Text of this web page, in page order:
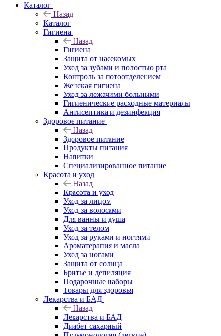
Каталог
Назад
Каталог
Гигиена
Назад
Гигиена
Защита от насекомых
Уход за зубами и полостью рта
Контроль за потоотделением
Женская гигиена
Уход за лежачими больными
Гигиенические расходные материалы
Антисептика и дезинфекция
Здоровое питание
Назад
Здоровое питание
Продукты питания
Напитки
Специализированное питание
Красота и уход
Назад
Красота и уход
Уход за лицом
Уход за волосами
Для ванны и душа
Уход за телом
Уход за руками и ногтями
Ароматерапия и масла
Уход за ногами
Защита от солнца
Бритье и депиляция
Подарочные наборы
Товары для здоровья
Лекарства и БАД
Назад
Лекарства и БАД
Диабет сахарный